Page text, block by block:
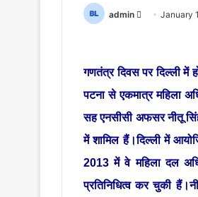
admin
SendJanuary
गणतंत्र दिवस पर दिल्ली में
पटना से एकमात्र महिला
सह एनसीसी अफसर नीतू सिंह
में शामिल हैं।दिल्ली में
2013 में वे महिला दल
प्रतिनिधित्व कर चुकी